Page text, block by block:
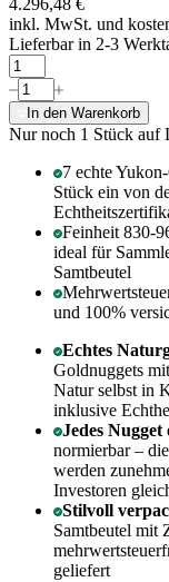
4.296,48 €
inkl. MwSt. und
Lieferbar in 2-3
In den Warenkorb
Nur noch 1 Stück auf
7 echte
Stück ein von
Feinheit 830-
ideal für
Samtbeutel
und 100%
Echtes
Goldnuggets
Natur selbst in
inklusive
Jedes
normierbar –
werden
Investoren
Stilvoll
Samtbeutel mit
geliefert